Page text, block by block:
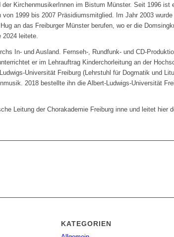
der KirchenmusikerInnen im Bistum Münster. Seit 1996
von 1999 bis 2007 Präsidiumsmitglied. Im Jahr 2003
an das Freiburger Münster berufen, wo er die
leitete.
In- und Ausland. Fernseh-, Rundfunk- und CD-
er im Lehrauftrag Kinderchorleitung an der
Universität Freiburg (Lehrstuhl für Dogmatik und
2018 bestellte ihn die Albert-Ludwigs-Universität
Leitung der Chorakademie Freiburg inne und leitet hier
KATEGORIEN